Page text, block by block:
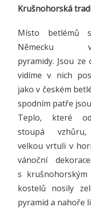
Krušnohorská
Místo betlémů
Německu
pyramidy. Jsou ze
vidíme v nich
jako v českém
spodním patře
Teplo, které
stoupá
velkou vrtuli v
vánoční
s
kostelů nosily
pyramid a nahoře